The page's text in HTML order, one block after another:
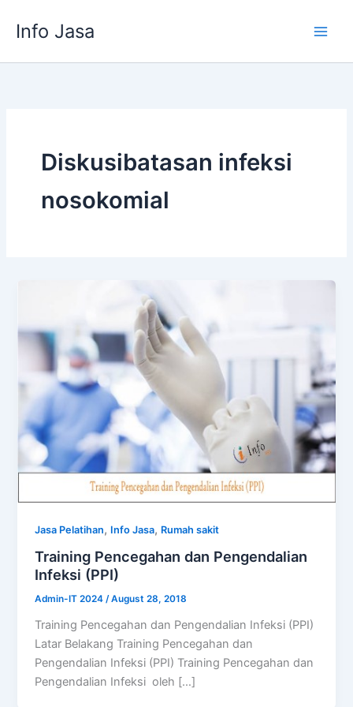
Info Jasa
Diskusibatasan infeksi
nosokomial
Jasa Pelatihan, Info Jasa, Rumah sakit
Training Pencegahan dan Pengendalian
Infeksi (PPI)
Admin-IT 2024/August 28, 2018
Training Pencegahan dan Pengendalian Infeksi (PPI)
Latar Belakang Training Pencegahan dan
Pengendalian Infeksi (PPI) Training Pencegahan dan
Pengendalian Infeksi oleh […]